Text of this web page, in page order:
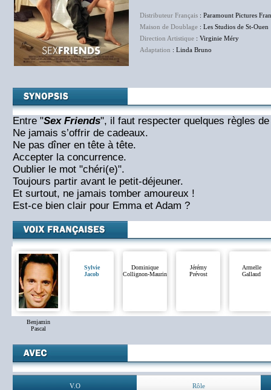
Distributeur Français : Paramount Pictures
Maison de Doublage : Les Studios de St-Ouen
Direction Artistique : Virginie Méry
Adaptation : Linda Bruno
Entre "Sex Friends", il faut respecter quelques règles
Ne jamais s’offrir de cadeaux.
Ne pas dîner en tête à tête.
Accepter la concurrence.
Oublier le mot "chéri(e)".
Toujours partir avant le petit-déjeuner.
Et surtout, ne jamais tomber amoureux !
Est-ce bien clair pour Emma et Adam ?
Benjamin
Pascal
Sylvie
Jacob
Dominique
Collignon-Maurin
Jérémy
Prévost
Armelle
Gallaud
V.O Rôle